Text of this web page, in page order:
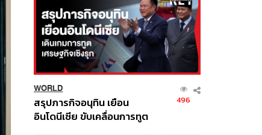
WORLD
สรุปภารกิจอนุทิน เยือน
อินโดนีเซีย ขับเคลื่อนการทูต
496